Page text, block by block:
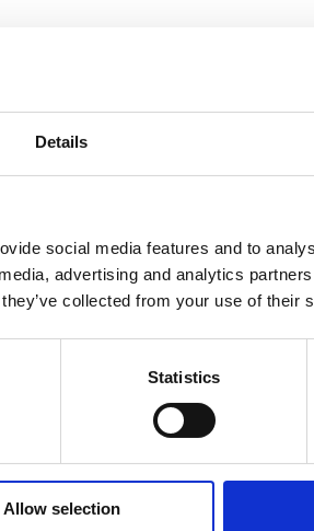
Details
social media features and to
advertising and analytics
collected from your use of their
Statistics
Allow selection
en kommentar.
för småföretagare